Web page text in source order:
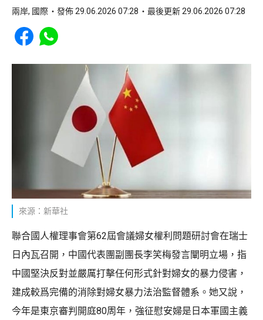
兩岸, 國際 發佈 29.06.2026 07:28 最後更新 29.06.2026 07:28
Share to Facebook
Share to WhatsApp
來源：新華社
聯合國人權理事會第62屆會議婦女權利問題研討會在瑞士
日內瓦召開，中國代表團副團長李笑梅發言闡明立場，指
中國堅決反對並嚴厲打擊任何形式針對婦女的暴力侵害，
建成較爲完備的消除對婦女暴力法治監督體系。她又說，
今年是東京審判開庭80周年，強征慰安婦是日本軍國主義